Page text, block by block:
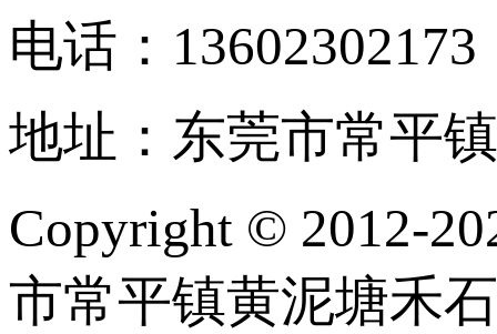
电话：13602302173
地址：东莞市常平
Copyright © 2012-
市常平镇黄泥塘禾